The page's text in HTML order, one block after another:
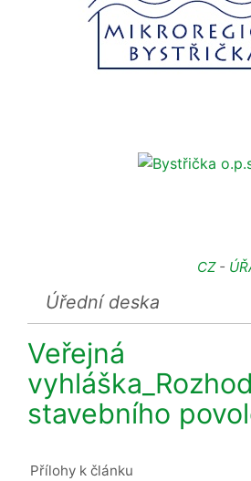
CZ-
Úřední deska
Veřejná
stavebního
Přílohy k článku